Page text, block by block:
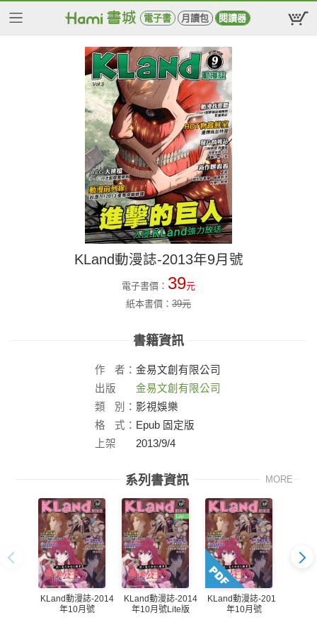
電子書 月讀包 閱讀器
KLand動漫誌-2013年9月號
電子書價： 39元
紙本書價： 39元
書籍資訊
作 者： 金易文創有限公司
出版
社：
金易文創有限公司
類
別： 影視娛樂
格
式： Epub 固定版
上架
2013/9/4
系列書資訊 MORE
KLand動漫誌-2014
年10月號
KLand動漫誌-2014
年10月號Lite版
KLand動漫誌-2014
年10月號